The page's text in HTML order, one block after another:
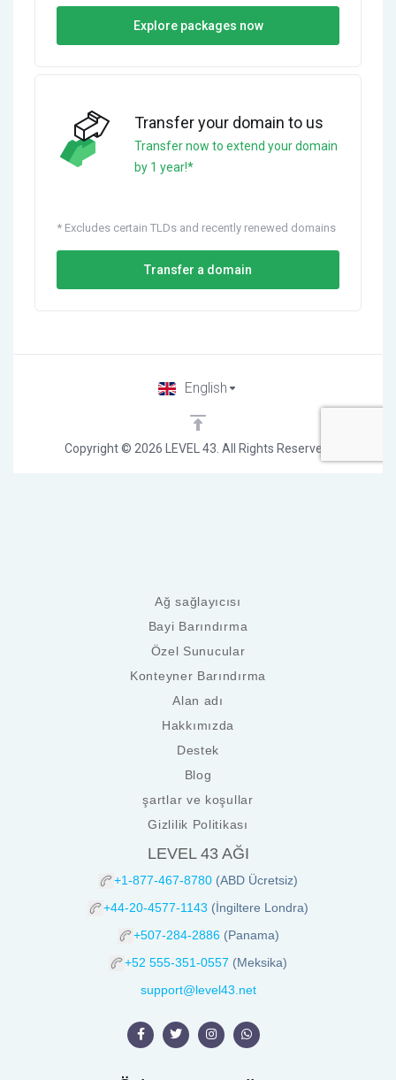
Ağ sağlayıcısı
Bayi Barındırma
Özel Sunucular
Konteyner Barındırma
Alan adı
Hakkımızda
Destek
Blog
şartlar ve koşullar
Gizlilik Politikası
LEVEL 43 AĞI
+1-877-467-8780 (ABD Ücretsiz)
+44-20-4577-1143 (İngiltere Londra)
+507-284-2886 (Panama)
+52 555-351-0557 (Meksika)
support@level43.net